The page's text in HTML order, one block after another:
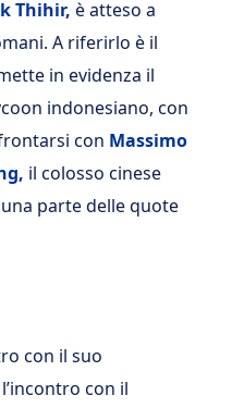
Thihir, è atteso a
A riferirlo è il
in evidenza il
indonesiano, con
con Massimo
il colosso cinese
parte delle quote
con il suo
con il